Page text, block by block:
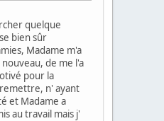
quelque
bien sûr
Madame m'a
de me l'a
pour la
n' ayant
et Madame a
au travail mais j'